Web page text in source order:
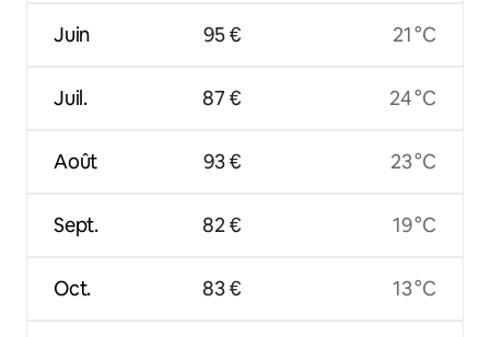
Juin
Juil.
Août
Sept.
Oct.
95 €
87 €
93 €
82 €
83 €
21 °C
24 °C
23 °C
19 °C
13 °C